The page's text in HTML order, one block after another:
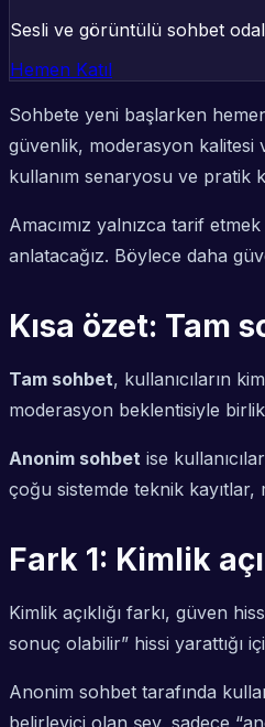
Sesli ve görüntülü sohbet
Hemen Katıl
Sohbete yeni başlarken
güvenlik, moderasyon kalitesi
kullanım senaryosu ve pratik
Amacımız yalnızca tarif
anlatacağız. Böylece daha
Kısa özet: Tam
Tam sohbet, kullanıcıların
moderasyon beklentisiyle
Anonim sohbet ise
çoğu sistemde teknik
Fark 1: Kimlik
Kimlik açıklığı farkı, güven
sonuç olabilir” hissi yarattığı
Anonim sohbet tarafında